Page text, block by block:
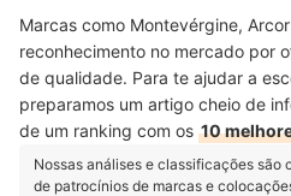
Marcas como Montevérgine,
reconhecimento no mercado por
de qualidade. Para te ajudar a
preparamos um artigo cheio de
de um ranking com os 10
Nossas análises e classificações são
de patrocínios de marcas e